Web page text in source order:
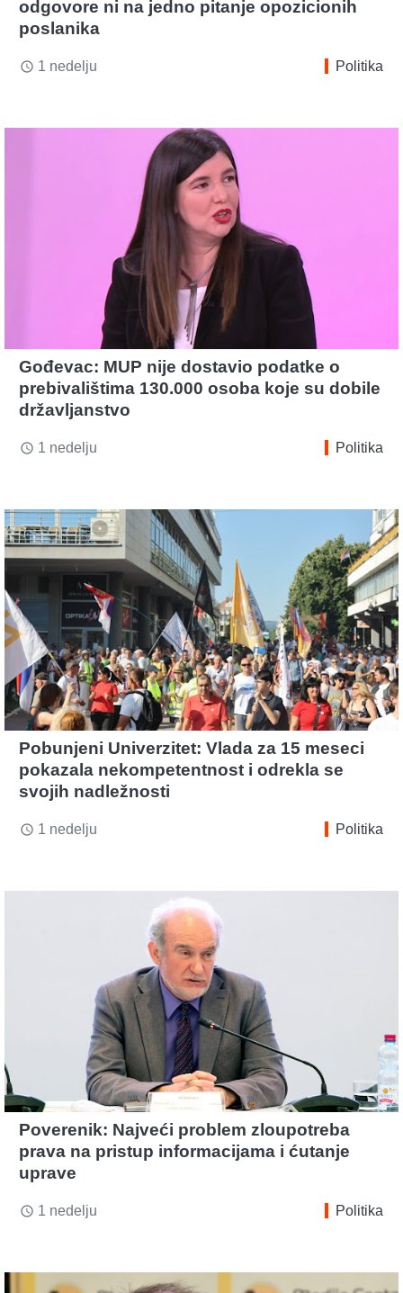
odgovore ni na jedno pitanje opozicionih
poslanika
access_time 1 nedelju Politika
Gođevac: MUP nije dostavio podatke o
prebivalištima 130.000 osoba koje su dobile
državljanstvo
access_time 1 nedelju Politika
Pobunjeni Univerzitet: Vlada za 15 meseci
pokazala nekompetentnost i odrekla se
svojih nadležnosti
access_time 1 nedelju Politika
Poverenik: Najveći problem zloupotreba
prava na pristup informacijama i ćutanje
uprave
access_time 1 nedelju Politika